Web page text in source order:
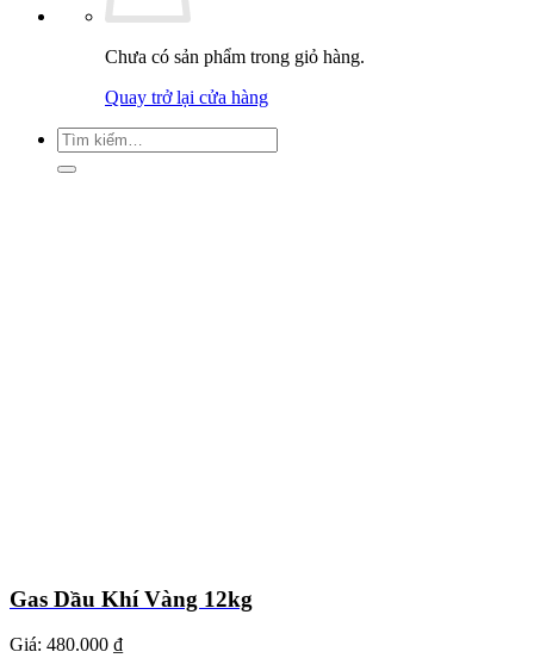
Chưa có sản phẩm trong giỏ hàng.
Quay trở lại cửa hàng
Tìm
kiếm:
Gas Dầu Khí Vàng 12kg
Giá: 480.000 ₫